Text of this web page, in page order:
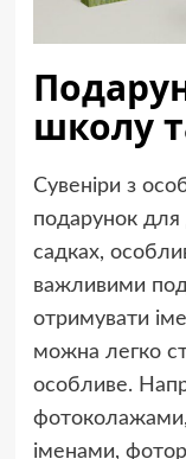
школу
Сувеніри з
подарунок для
садках,
важливими
отримувати
можна легко
особливе.
іменами,